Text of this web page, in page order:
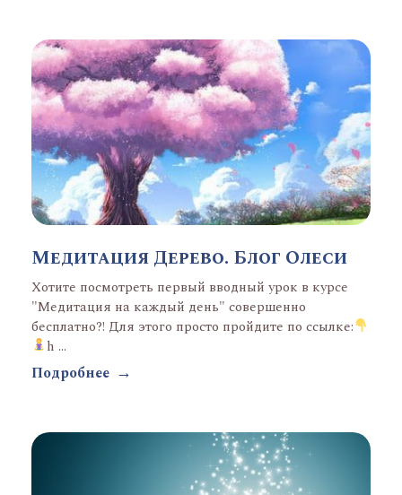
Медитация Дерево. Блог Олеси
Хотите посмотреть первый вводный урок в курсе
"Медитация на каждый день" совершенно
бесплатно?! Для этого просто пройдите по ссылке:
h ...
Подробнее